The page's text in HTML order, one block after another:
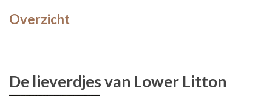
Overzicht
De lieverdjes van Lower Litton